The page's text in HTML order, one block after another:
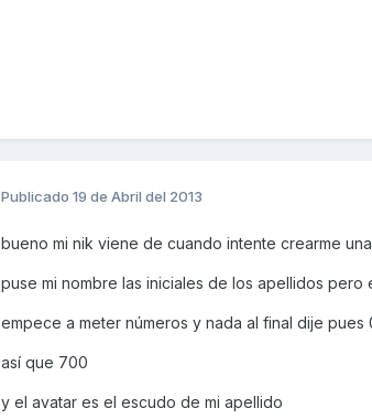
Publicado 19 de Abril del 2013
bueno mi nik viene de cuando intente crearme
puse mi nombre las iniciales de los apellidos pero
empece a meter números y nada al final dije
así que 700
y el avatar es el escudo de mi apellido